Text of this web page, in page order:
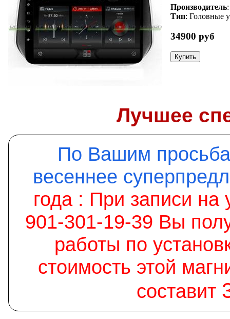
Производитель
Тип: Головные
34900 руб
Лучшее
По Вашим
весеннее
года : При записи на
901-301-19-39 Вы
работы по
стоимость этой
составит